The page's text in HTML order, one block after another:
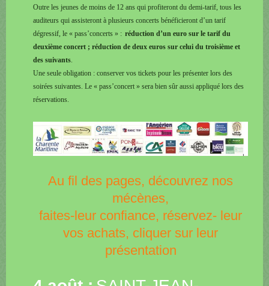
Outre les jeunes de moins de 12 ans qui profiteront du demi-tarif, tous les
auditeurs qui assisteront à plusieurs concerts bénéficieront d’un tarif
dégressif, le « pass’concerts » : réduction d’un euro sur le tarif du
deuxième concert ; réduction de deux euros sur celui du troisième et
des suivants.
Une seule obligation : conserver vos tickets pour les présenter lors des
soirées suivantes. Le « pass’concert » sera bien sûr aussi appliqué lors des
réservations.
Au fil des pages, découvrez nos
mécènes,
faites-leur confiance, réservez- leur
vos achats, cliquer sur leur
présentation